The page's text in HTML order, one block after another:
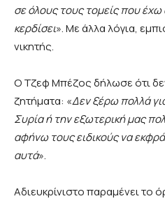
σε όλους τους τομείς που
κερδίσει». Με άλλα λόγια,
νικητής.
Ο Τζεφ Μπέζος δήλωσε ότι
ζητήματα: «Δεν ξέρω πολλά
Συρία ή την εξωτερική μας
αφήνω τους ειδικούς να
αυτά».
Αδιευκρίνιστο παραμένει το